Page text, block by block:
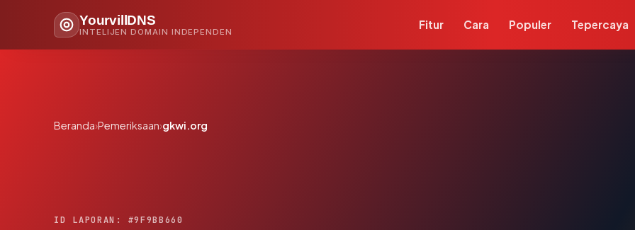
YourvillDNS
INTELIJEN DOMAIN INDEPENDEN
Fitur Cara Populer Tepercaya
Beranda›Pemeriksaan›gkwi.org
ID LAPORAN: #9F9BB660